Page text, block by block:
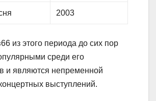
2003
из этого периода до сих пор
среди его
и являются непременной
выступлений.